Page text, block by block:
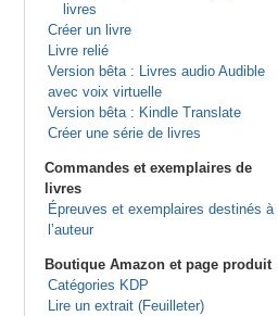
livres
Créer un livre
Livre relié
Version bêta : Livres audio Audible
avec voix virtuelle
Version bêta : Kindle Translate
Créer une série de livres
Commandes et exemplaires de
livres
Épreuves et exemplaires destinés à
l’auteur
Boutique Amazon et page produit
Catégories KDP
Lire un extrait (Feuilleter)